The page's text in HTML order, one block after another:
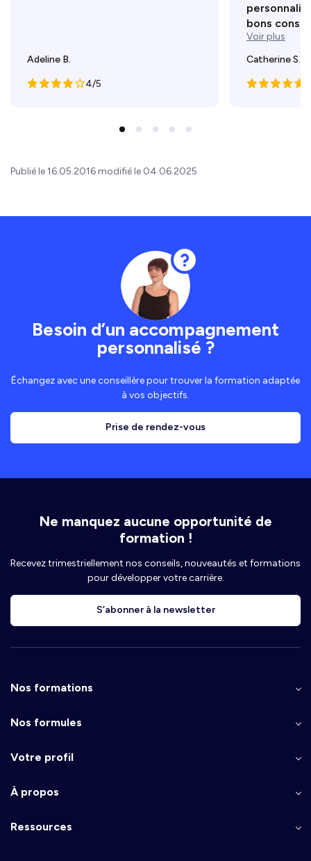
Adeline B.
4/5
bons
Voir plus
Catherine S.
Publié le 16.05.2016 modifié le 04.06.2025
Besoin d’un accompagnement
personnalisé ?
Échangez avec une conseillère pour trouver la formation adaptée
à vos objectifs.
Prise de rendez-vous
Ne manquez aucune opportunité de
formation !
Recevez trimestriellement nos conseils, nouveautés et formations
pour développer votre carrière.
S’abonner à la newsletter
Nos formations
Nos formules
Votre profil
À propos
Ressources